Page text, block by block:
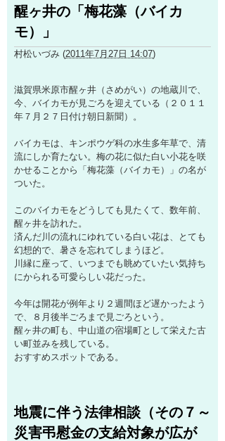
醒ヶ井の「梅花藻（バイカ
モ）」
村松いづみ (2011年7月27日 14:07)
滋賀県米原市醒ヶ井（さめがい）の地蔵川で、
今、バイカモが見ごろを迎えている（２０１１
年７月２７日付け朝日新聞）。
バイカモは、キンポウゲ科の水生多年草で、清
流にしか育たない。梅の花に似た白い小花を咲
かせることから「梅花藻（バイカモ）」の名が
ついた。
このバイカモをどうしても見たくて、数年前、
醒ヶ井を訪れた。
済んだ川の流れにゆれている白い花は、とても
幻想的で、暑さを忘れてしまうほど。
川縁に座って、いつまでも眺めていたい気持ち
にかられる可愛らしい花だった。
今年は開花が例年より２週間ほど遅かったよう
で、８月後半ごろまで見ごろという。
醒ヶ井の町も、中山道の宿場町として栄えた古
い町並みを残している。
おすすめスポットである。
地震に伴う法律相談（その７～
災害弔慰金の支給対象が広が